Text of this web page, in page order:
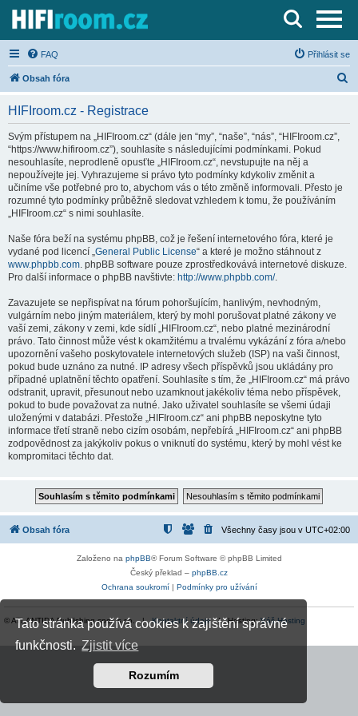
Tato stránka používá cookies k zajištění správné
funkčnosti. Zjistit více
Rozumím
Server o Hi-Fi a AV technice
FAQ Přihlásit se
Obsah fóra
HIFIroom.cz - Registrace
Svým přístupem na „HIFIroom.cz“ (dále jen “my”, “naše”, “nás”, “HIFIroom.cz”,
“https://www.hifiroom.cz”), souhlasíte s následujícími podmínkami. Pokud
nesouhlasíte, neprodleně opusťte „HIFIroom.cz“, nevstupujte na něj a
nepoužívejte jej. Vyhrazujeme si právo tyto podmínky kdykoliv změnit a
učiníme vše potřebné pro to, abychom vás o této změně informovali. Přesto je
rozumné tyto podmínky průběžně sledovat vzhledem k tomu, že používáním
„HIFIroom.cz“ s nimi souhlasíte.
Naše fóra beží na systému phpBB, což je řešení internetového fóra, které je
vydané pod licencí „General Public License“ a které je možno stáhnout z
www.phpbb.com. phpBB software pouze zprostředkovává internetové diskuze.
Pro další informace o phpBB navštivte: http://www.phpbb.com/.
Zavazujete se nepřispívat na fórum pohoršujícím, hanlivým, nevhodným,
vulgárním nebo jiným materiálem, který by mohl porušovat platné zákony ve
vaší zemi, zákony v zemi, kde sídlí „HIFIroom.cz“, nebo platné mezinárodní
právo. Tato činnost může vést k okamžitému a trvalému vykázání z fóra a/nebo
upozornění vašeho poskytovatele internetových služeb (ISP) na vaši činnost,
pokud bude uznáno za nutné. IP adresy všech příspěvků jsou ukládány pro
případné uplatnění těchto opatření. Souhlasíte s tím, že „HIFIroom.cz“ má právo
odstranit, upravit, přesunout nebo uzamknout jakékoliv téma nebo příspěvek,
pokud to bude považovat za nutné. Jako uživatel souhlasíte se všemi údaji
uloženými v databázi. Přestože „HIFIroom.cz“ ani phpBB neposkytne tyto
informace třetí straně nebo cizím osobám, nepřebírá „HIFIroom.cz“ ani phpBB
zodpovědnost za jakýkoliv pokus o vniknutí do systému, který by mohl vést ke
kompromitaci těchto dat.
Obsah fóra Všechny časy jsou v UTC+02:00
Založeno na phpBB® Forum Software © phpBB Limited
Český překlad – phpBB.cz
Ochrana soukromí| Podmínky pro užívání
© ATLANTIDA Publishing spol. s r.o. |Kontaktní údaje| Hosting:Váš Hosting